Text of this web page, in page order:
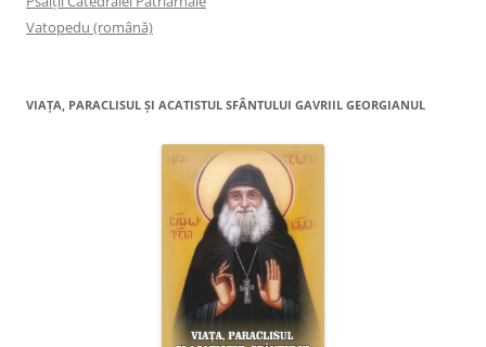
Vatopedu (română)
VIAŢA, PARACLISUL ŞI ACATISTUL SFÂNTULUI GAVRIIL GEORGIANUL